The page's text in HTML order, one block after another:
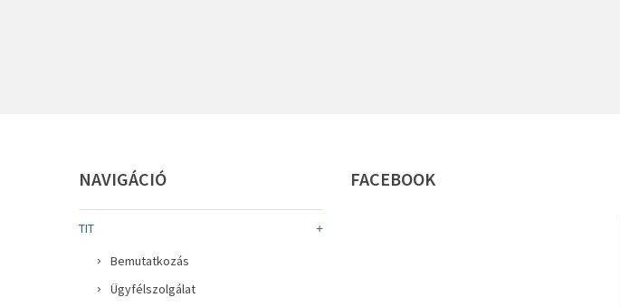
NAVIGÁCIÓ
TIT
Bemutatkozás
Ügyfélszolgálat
FACEBOOK